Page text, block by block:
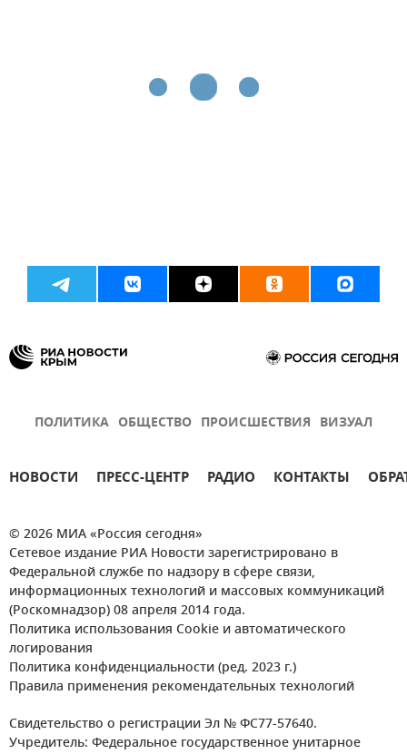
ПОЛИТИКА ОБЩЕСТВО ПРОИСШЕСТВИЯ ВИЗУАЛ
НОВОСТИ ПРЕСС-ЦЕНТР РАДИО КОНТАКТЫ
© 2026 МИА «Россия сегодня»
Сетевое издание РИА Новости зарегистрировано в
Федеральной службе по надзору в сфере связи,
информационных технологий и массовых коммуникаций
(Роскомнадзор) 08 апреля 2014 года.
Политика использования Cookie и автоматического
логирования
Политика конфиденциальности (ред. 2023 г.)
Правила применения рекомендательных технологий
Свидетельство о регистрации Эл № ФС77-57640.
Учредитель: Федеральное государственное унитарное